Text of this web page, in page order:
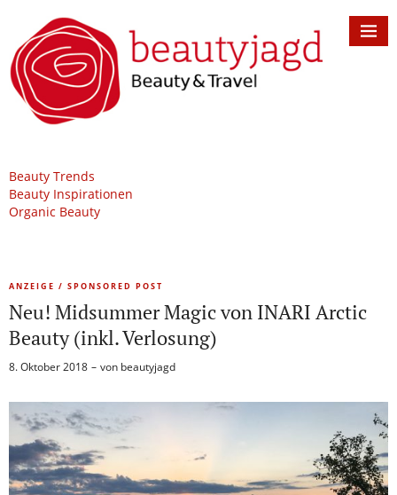
Beauty Trends
Beauty Inspirationen
Organic Beauty
ANZEIGE / SPONSORED POST
Neu! Midsummer Magic von INARI Arctic
Beauty (inkl. Verlosung)
8. Oktober 2018 von beautyjagd